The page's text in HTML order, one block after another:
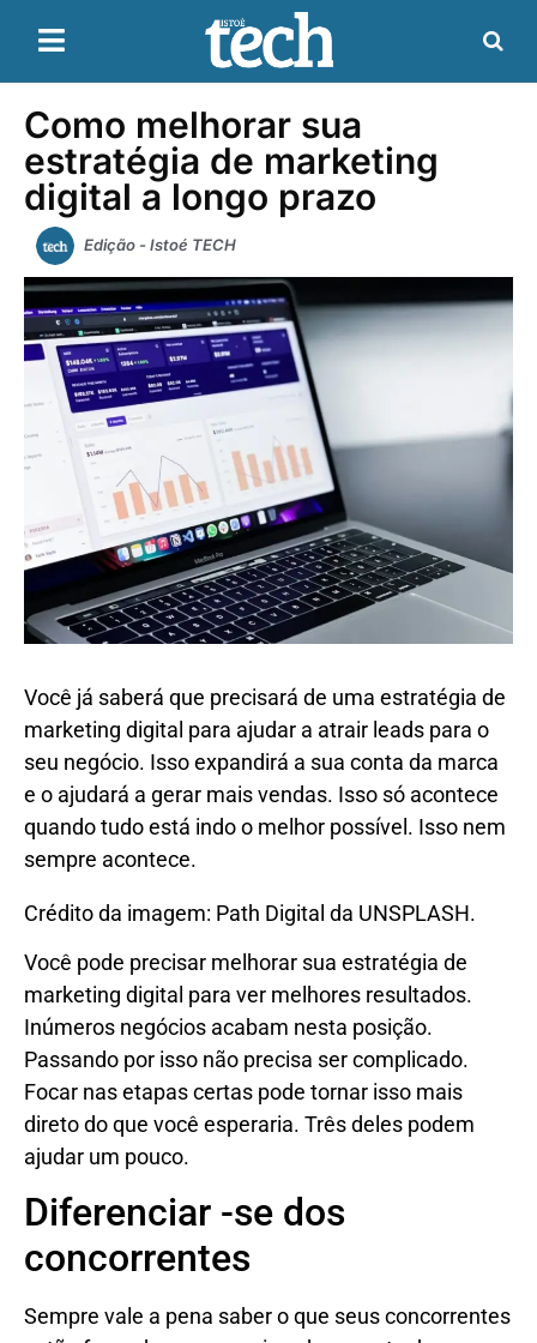
Como melhorar sua
estratégia de marketing
digital a longo prazo
Edição - Istoé TECH
Você já saberá que precisará de uma estratégia de
marketing digital para ajudar a atrair leads para o
seu negócio. Isso expandirá a sua conta da marca
e o ajudará a gerar mais vendas. Isso só acontece
quando tudo está indo o melhor possível. Isso nem
sempre acontece.
Crédito da imagem: Path Digital da UNSPLASH.
Você pode precisar melhorar sua estratégia de
marketing digital para ver melhores resultados.
Inúmeros negócios acabam nesta posição.
Passando por isso não precisa ser complicado.
Focar nas etapas certas pode tornar isso mais
direto do que você esperaria. Três deles podem
ajudar um pouco.
Diferenciar -se dos
concorrentes
Sempre vale a pena saber o que seus concorrentes